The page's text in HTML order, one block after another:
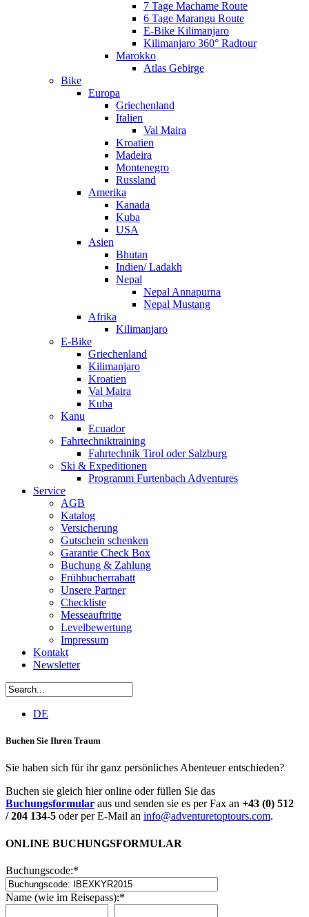
7 Tage Machame Route
6 Tage Marangu Route
E-Bike Kilimanjaro
Kilimanjaro 360° Radtour
Marokko
Atlas Gebirge
Bike
Europa
Griechenland
Italien
Val Maira
Kroatien
Madeira
Montenegro
Russland
Amerika
Kanada
Kuba
USA
Asien
Bhutan
Indien/ Ladakh
Nepal
Nepal Annapurna
Nepal Mustang
Afrika
Kilimanjaro
E-Bike
Griechenland
Kilimanjaro
Kroatien
Val Maira
Kuba
Kanu
Ecuador
Fahrtechniktraining
Fahrtechnik Tirol oder Salzburg
Ski & Expeditionen
Programm Furtenbach Adventures
Service
AGB
Katalog
Versicherung
Gutschein schenken
Garantie Check Box
Buchung & Zahlung
Frühbucherrabatt
Unsere Partner
Checkliste
Messeauftritte
Levelbewertung
Impressum
Kontakt
Newsletter
DE
Buchen Sie Ihren Traum
Sie haben sich für ihr ganz persönliches Abenteuer entschieden?
Buchen sie gleich hier online oder füllen Sie das
Buchungsformular aus und senden sie es per Fax an +43 (0) 512
/ 204 134-5 oder per E-Mail an info@adventuretoptours.com.
ONLINE BUCHUNGSFORMULAR
Buchungscode:*
Name (wie im Reisepass):*